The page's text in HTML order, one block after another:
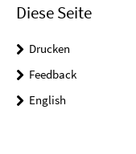
Diese Seite
Drucken
Feedback
English